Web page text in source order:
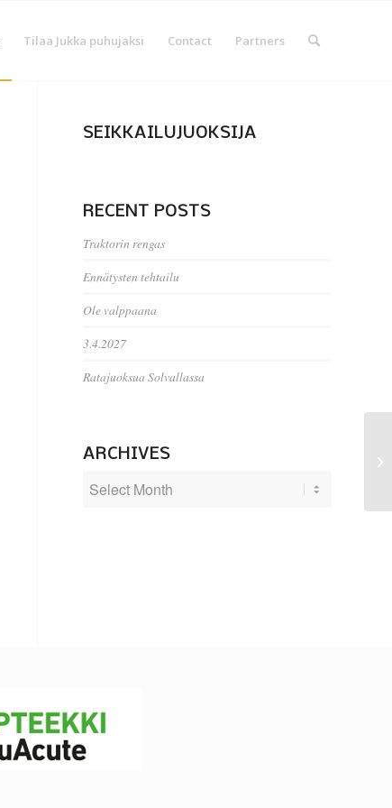
Tilaa Jukka puhujaksi Contact Partners
SEIKKAILUJUOKSIJA
RECENT POSTS
Traktorin rengas
Ennätysten tehtailu
Ole valppaana
3.4.2027
Ratajuoksua Solvallassa
ARCHIVES